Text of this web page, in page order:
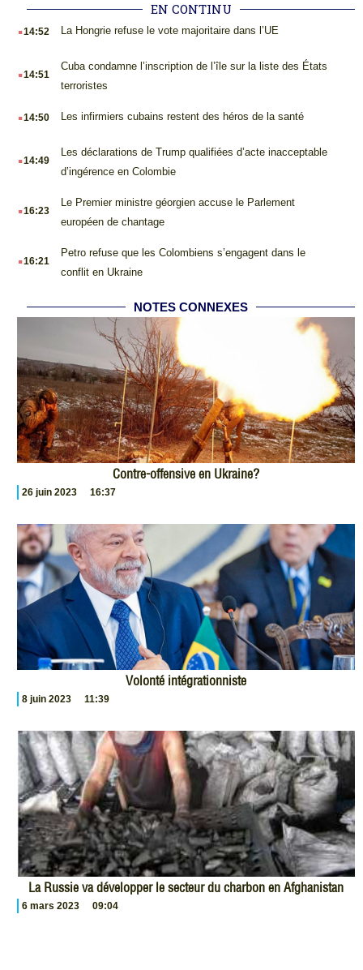
EN CONTINU
.14:52 La Hongrie refuse le vote majoritaire dans l’UE
.14:51
Cuba condamne l’inscription de l’île sur la liste des États
terroristes
.14:50 Les infirmiers cubains restent des héros de la santé
.14:49
Les déclarations de Trump qualifiées d’acte inacceptable
d’ingérence en Colombie
.16:23
Le Premier ministre géorgien accuse le Parlement
européen de chantage
.16:21
Petro refuse que les Colombiens s’engagent dans le
conflit en Ukraine
NOTES CONNEXES
Contre-offensive en Ukraine?
26 juin 2023 16:37
Volonté intégrationniste
8 juin 2023 11:39
La Russie va développer le secteur du charbon en Afghanistan
6 mars 2023 09:04